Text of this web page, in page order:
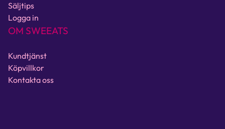
Säljtips
Logga in
OM SWEEATS
Kundtjänst
Köpvillkor
Kontakta oss